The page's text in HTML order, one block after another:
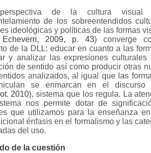
de la cultura visual
de los sobreentendi­dos
ideológicas y políticas de las for­mas
2009, p. 43) converge
de la DLL: educar en cuanto a las
y analizar las expresiones culturales
de sentido así como producir otras
analizados, al igual que las
se enmarcan en el discurso
2010), sistema que los regula. La
nos permite dotar de
que utilizamos para la enseñanza
énfasis en el formalismo y las
del uso.
de la cuestión